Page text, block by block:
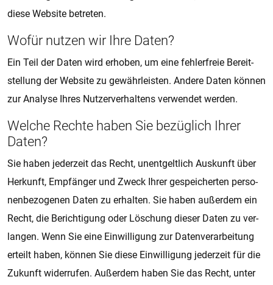
diese Web­si­te be­tre­ten.
Wofür nut­zen wir Ihre Daten?
Ein Teil der Daten wird er­ho­ben, um eine feh­ler­freie Be­reit­
stel­lung der Web­si­te zu ge­währ­leis­ten. An­de­re Daten kön­nen
zur Ana­ly­se Ihres Nut­zer­ver­hal­tens ver­wen­det wer­den.
Wel­che Rech­te haben Sie be­züg­lich Ihrer
Daten?
Sie haben je­der­zeit das Recht, un­ent­gelt­lich Aus­kunft über
Her­kunft, Emp­fän­ger und Zweck Ihrer ge­spei­cher­ten per­so­
nen­be­zo­ge­nen Daten zu er­hal­ten. Sie haben au­ßer­dem ein
Recht, die Be­rich­ti­gung oder Lö­schung die­ser Daten zu ver­
lan­gen. Wenn Sie eine Ein­wil­li­gung zur Da­ten­ver­a­r­bei­tung
er­teilt haben, kön­nen Sie diese Ein­wil­li­gung je­der­zeit für die
Zu­kunft wi­der­ru­fen. Au­ßer­dem haben Sie das Recht, unter